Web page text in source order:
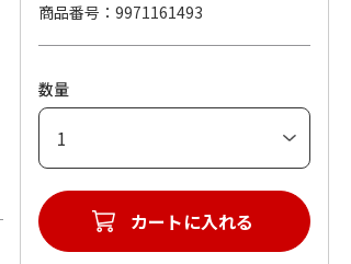
商品番号
9971161493
数量
カートに入れる